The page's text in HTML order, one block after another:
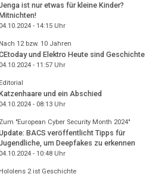
ist nur etwas für kleine Kinder?
04.10.2024 - 14:15Uhr
Nach 12 bzw. 10 Jahren
und Elektro Heute sind Geschichte
04.10.2024 - 11:57Uhr
Editorial
und ein Abschied
04.10.2024 - 08:13Uhr
Zum "European Cyber Security Month 2024"
BACS veröffentlicht Tipps für
um Deepfakes zu erkennen
04.10.2024 - 10:48Uhr
Hololens 2 ist Geschichte